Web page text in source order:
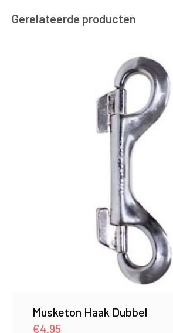
Gerelateerde producten
Musketon Haak Dubbel
€4.95